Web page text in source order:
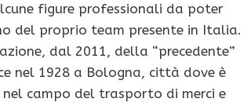
figure professionali da poter
del proprio team presente in Italia.
dal 2011, della “precedente”
nel 1928 a Bologna, città dove è
campo del trasporto di merci e